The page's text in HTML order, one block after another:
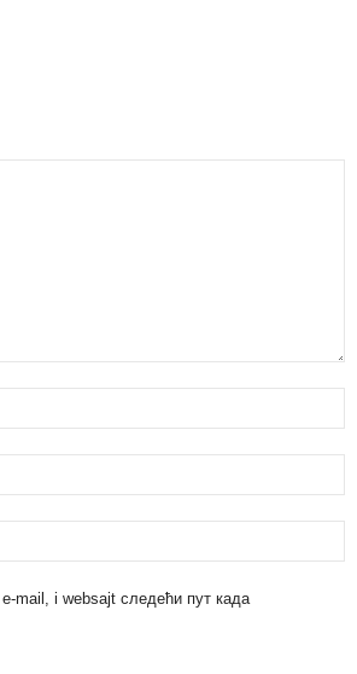
mail, i websajt следећи пут када